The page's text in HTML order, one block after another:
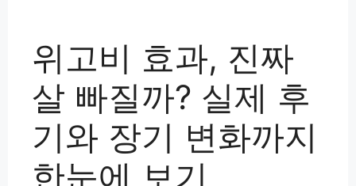
위고비 효과, 진짜
살 빠질까? 실제 후
기와 장기 변화까지
한눈에 보기